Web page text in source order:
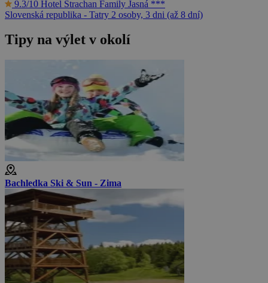
9.3/10 Hotel Strachan Family Jasná ***
Slovenská republika - Tatry 2 osoby, 3 dni (až 8 dní)
Tipy na výlet v okolí
Bachledka Ski & Sun - Zima